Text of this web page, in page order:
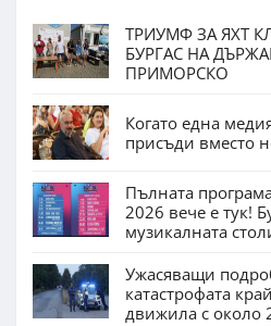
ТРИУМФ ЗА ЯХТ
БУРГАС НА
ПРИМОРСКО
Когато една
присъди вместо
Пълната
2026 вече е тук!
музикалната
Ужасяващи
катастрофата
движила с около